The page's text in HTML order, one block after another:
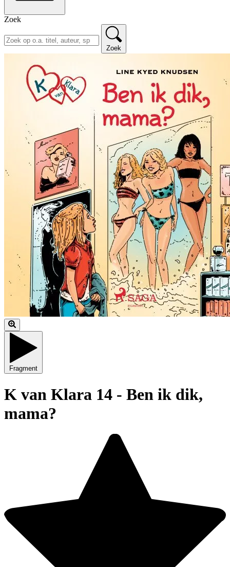
Zoek
Zoek
Fragment
K van Klara 14 - Ben ik dik,
mama?